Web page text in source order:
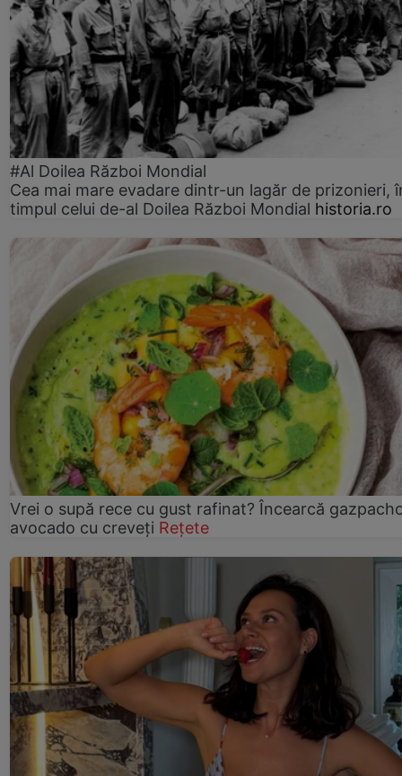
#Al Doilea Război Mondial
Cea mai mare evadare dintr-un lagăr de prizonieri,
timpul celui de-al Doilea Război Mondial historia.ro
Vrei o supă rece cu gust rafinat? Încearcă
avocado cu creveți Rețete